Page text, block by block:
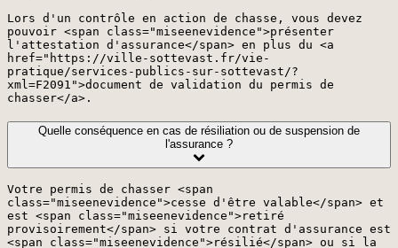
Lors d'un contrôle en action de chasse, vous devez
pouvoir <span class="miseenevidence">présenter
l'attestation d'assurance</span> en plus du <a
href="https://ville-sottevast.fr/vie-
pratique/services-publics-sur-sottevast/?
xml=F2091">document de validation du permis de
chasser</a>.
Quelle conséquence en cas de résiliation ou de suspension de
l'assurance ?
Votre permis de chasser <span
class="miseenevidence">cesse d'être valable</span> et
est <span class="miseenevidence">retiré
provisoirement</span> si votre contrat d'assurance est
<span class="miseenevidence">résilié</span> ou si la